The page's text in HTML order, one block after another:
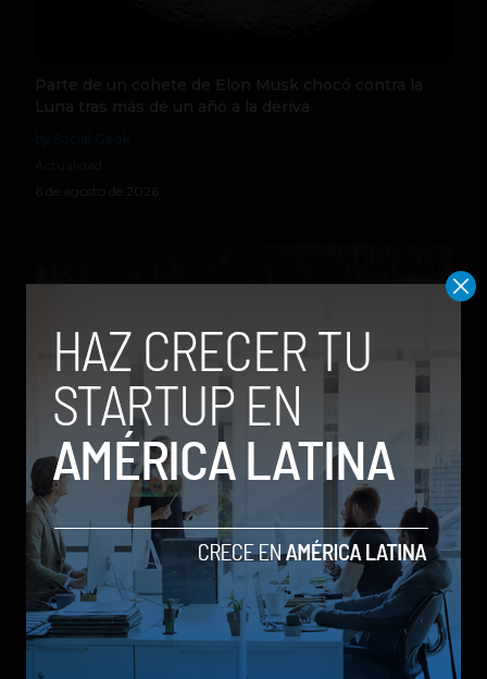
Parte de un cohete de Elon Musk chocó contra la
Luna tras más de un año a la deriva
6 de agosto de 2026
Qwen 3.8-Max, la nueva IA de Alibaba que desafía a
los modelos más poderosos
by Sergio Ramos
Actualidad
5 de agosto de 2026